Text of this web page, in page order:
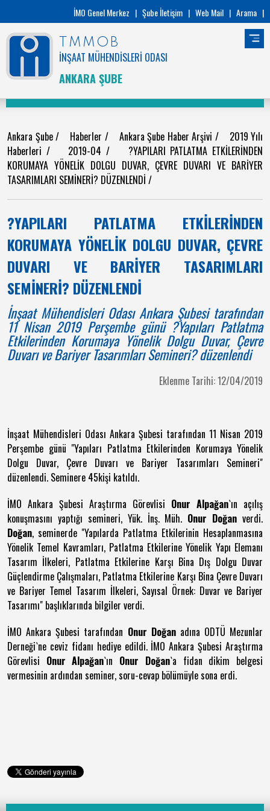
İMO Genel Merkez | Şube İletişim | Web Mail | Arama |
TMMOB
İNŞAAT MÜHENDİSLERİ ODASI
ANKARA ŞUBE
Ankara Şube/ Haberler / Ankara Şube Haber Arşivi / 2019 Yılı
Haberleri / 2019-04/ ?YAPILARI PATLATMA ETKİLERİNDEN
KORUMAYA YÖNELİK DOLGU DUVAR, ÇEVRE DUVARI VE BARİYER
TASARIMLARI SEMİNERİ? DÜZENLENDİ /
?YAPILARI PATLATMA ETKİLERİNDEN
KORUMAYA YÖNELİK DOLGU DUVAR, ÇEVRE
DUVARI VE BARİYER TASARIMLARI
SEMİNERİ? DÜZENLENDİ
İnşaat Mühendisleri Odası Ankara Şubesi tarafından
11 Nisan 2019 Perşembe günü ?Yapıları Patlatma
Etkilerinden Korumaya Yönelik Dolgu Duvar, Çevre
Duvarı ve Bariyer Tasarımları Semineri? düzenlendi
Eklenme Tarihi: 12/04/2019
İnşaat Mühendisleri Odası Ankara Şubesi tarafından 11 Nisan 2019
Perşembe günü "Yapıları Patlatma Etkilerinden Korumaya Yönelik
Dolgu Duvar, Çevre Duvarı ve Bariyer Tasarımları Semineri"
düzenlendi. Seminere 45kişi katıldı.
İMO Ankara Şubesi Araştırma Görevlisi Onur Alpağan`ın açılış
konuşmasını yaptığı semineri, Yük. İnş. Müh. Onur Doğan verdi.
Doğan, seminerde "Yapılarda Patlatma Etkilerinin Hesaplanmasına
Yönelik Temel Kavramları, Patlatma Etkilerine Yönelik Yapı Elemanı
Tasarım İlkeleri, Patlatma Etkilerine Karşı Bina Dış Dolgu Duvar
Güçlendirme Çalışmaları, Patlatma Etkilerine Karşı Bina Çevre Duvarı
ve Bariyer Temel Tasarım İlkeleri, Sayısal Örnek: Duvar ve Bariyer
Tasarımı" başlıklarında bilgiler verdi.
İMO Ankara Şubesi tarafından Onur Doğanadına ODTÜ Mezunlar
Derneği`ne ceviz fidanı hediye edildi. İMO Ankara Şubesi Araştırma
Görevlisi Onur Alpağan`ın Onur Doğan`a fidan dikim belgesi
vermesinin ardından seminer, soru-cevap bölümüyle sona erdi.